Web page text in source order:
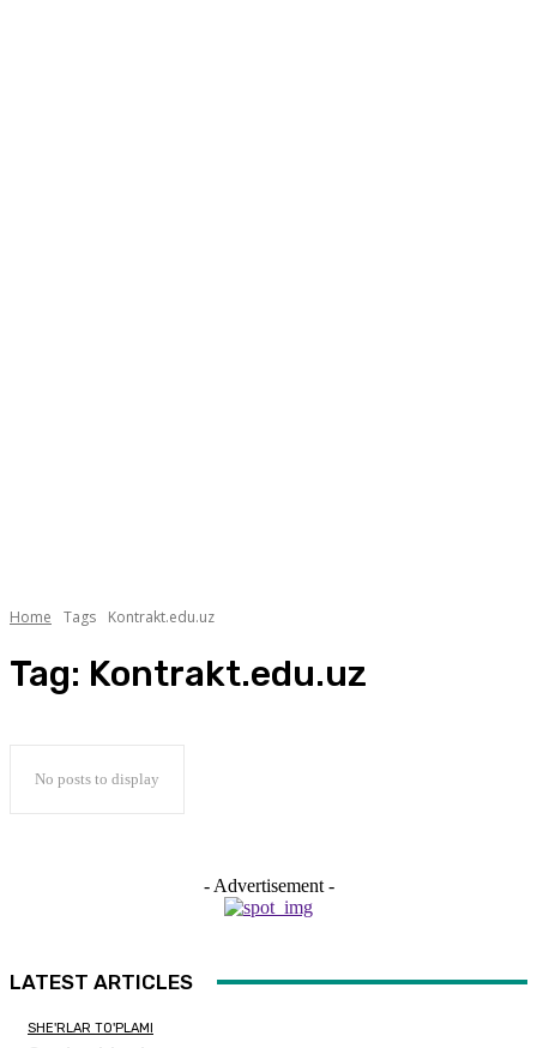
Home Tags Kontrakt.edu.uz
Tag: Kontrakt.edu.uz
No posts to display
- Advertisement -
LATEST ARTICLES
SHE'RLAR TO'PLAMI